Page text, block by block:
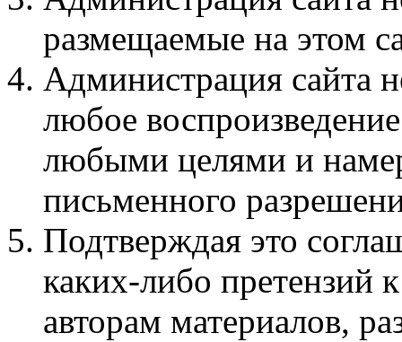
размещаемые на этом
Администрация сайта
любое
любыми целями и
письменного
Подтверждая это
каких-либо претензий
авторам материалов,